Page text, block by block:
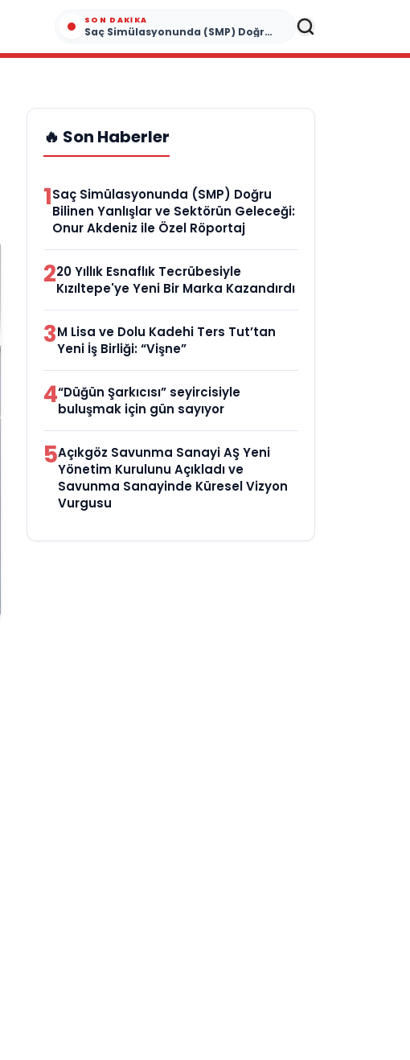
SON DAKIKA
Saç Simülasyonunda (SMP) Doğru Bilinen Yanlışlar ve Sektörün Geleceği: Onur Akdeniz ile Özel Röportaj
🔥 Son Haberler
1Saç Simülasyonunda (SMP) Doğru
Bilinen Yanlışlar ve Sektörün Geleceği:
Onur Akdeniz ile Özel Röportaj
220 Yıllık Esnaflık Tecrübesiyle
Kızıltepe'ye Yeni Bir Marka Kazandırdı
3M Lisa ve Dolu Kadehi Ters Tut’tan
Yeni İş Birliği: “Vişne”
4“Düğün Şarkıcısı” seyircisiyle
buluşmak için gün sayıyor
5Açıkgöz Savunma Sanayi AŞ Yeni
Yönetim Kurulunu Açıkladı ve
Savunma Sanayinde Küresel Vizyon
Vurgusu